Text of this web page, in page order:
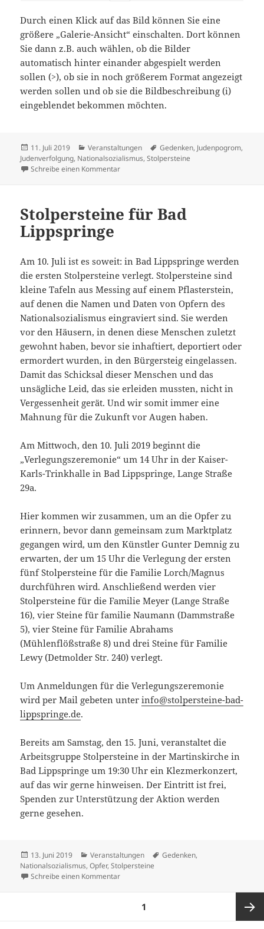
Durch einen Klick auf das Bild können Sie eine
größere „Galerie-Ansicht“ einschalten. Dort können
Sie dann z.B. auch wählen, ob die Bilder
automatisch hinter einander abgespielt werden
sollen (>), ob sie in noch größerem Format angezeigt
werden sollen und ob sie die Bildbeschreibung (i)
eingeblendet bekommen möchten.
Veröffentlicht
am
11. Juli 2019 Kategorien
Veranstaltungen Schlagwörter
Gedenken, Judenpogrom,
Judenverfolgung, Nationalsozialismus,Stolpersteine
Schreibe einen Kommentarzu Erste Stolpersteine in Bad Lippspringe
Stolpersteine für Bad
Lippspringe
Am 10. Juli ist es soweit: in Bad Lippspringe werden
die ersten Stolpersteine verlegt. Stolpersteine sind
kleine Tafeln aus Messing auf einem Pflasterstein,
auf denen die Namen und Daten von Opfern des
Nationalsozialismus eingraviert sind. Sie werden
vor den Häusern, in denen diese Menschen zuletzt
gewohnt haben, bevor sie inhaftiert, deportiert oder
ermordert wurden, in den Bürgersteig eingelassen.
Damit das Schicksal dieser Menschen und das
unsägliche Leid, das sie erleiden mussten, nicht in
Vergessenheit gerät. Und wir somit immer eine
Mahnung für die Zukunft vor Augen haben.
Am Mittwoch, den 10. Juli 2019 beginnt die
„Verlegungszeremonie“ um 14 Uhr in der Kaiser-
Karls-Trinkhalle in Bad Lippspringe, Lange Straße
29a.
Hier kommen wir zusammen, um an die Opfer zu
erinnern, bevor dann gemeinsam zum Marktplatz
gegangen wird, um den Künstler Gunter Demnig zu
erwarten, der um 15 Uhr die Verlegung der ersten
fünf Stolpersteine für die Familie Lorch/Magnus
durchführen wird. Anschließend werden vier
Stolpersteine für die Familie Meyer (Lange Straße
16), vier Steine für familie Naumann (Dammstraße
5), vier Steine für Familie Abrahams
(Mühlenflößstraße 8) und drei Steine für Familie
Lewy (Detmolder Str. 240) verlegt.
Um Anmeldungen für die Verlegungszeremonie
wird per Mail gebeten unterinfo@stolpersteine-bad-
lippspringe.de.
Bereits am Samstag, den 15. Juni, veranstaltet die
Arbeitsgruppe Stolpersteine in der Martinskirche in
Bad Lippspringe um 19:30 Uhr ein Klezmerkonzert,
auf das wir gerne hinweisen. Der Eintritt ist frei,
Spenden zur Unterstützung der Aktion werden
gerne gesehen.
Veröffentlicht
am
13. Juni 2019 Kategorien
Veranstaltungen Schlagwörter
Gedenken,
Nationalsozialismus,Opfer,Stolpersteine
Schreibe einen Kommentarzu Stolpersteine für Bad Lippspringe
1